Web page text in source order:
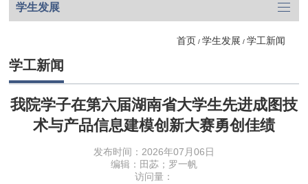
学生发展
首页 / 学生发展 / 学工新闻
学工新闻
我院学子在第六届湖南省大学生先进成图技
术与产品信息建模创新大赛勇创佳绩
发布时间：2026年07月06日
编辑：田苾；罗一帆
访问量：